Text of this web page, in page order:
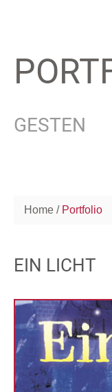
GESTEN
Home Portfolio
EIN LICHT